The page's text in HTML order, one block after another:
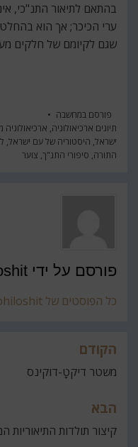
בהתאם לתיאור התנ"כי,
ערי הכיכר; אך הוא
שגם לקיומם של חלקים
פורסם במחשבה
תיוגים ארכיאולוגיה, ארכיאולוגיה
ישראל, היסטוריה של עם ישראל,
התורה, סיפורי התנ"ך, צוער
פורסם על ידי
כל הפוסטים של philoshit
ניווט
הקודם
משטר דיקטָ-דוקינס
הבא
קיצור תולדות התיאוריות